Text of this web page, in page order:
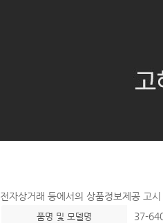
전자상거래 등에서의 상품정보제공 고시
품명 및 모델명 37-